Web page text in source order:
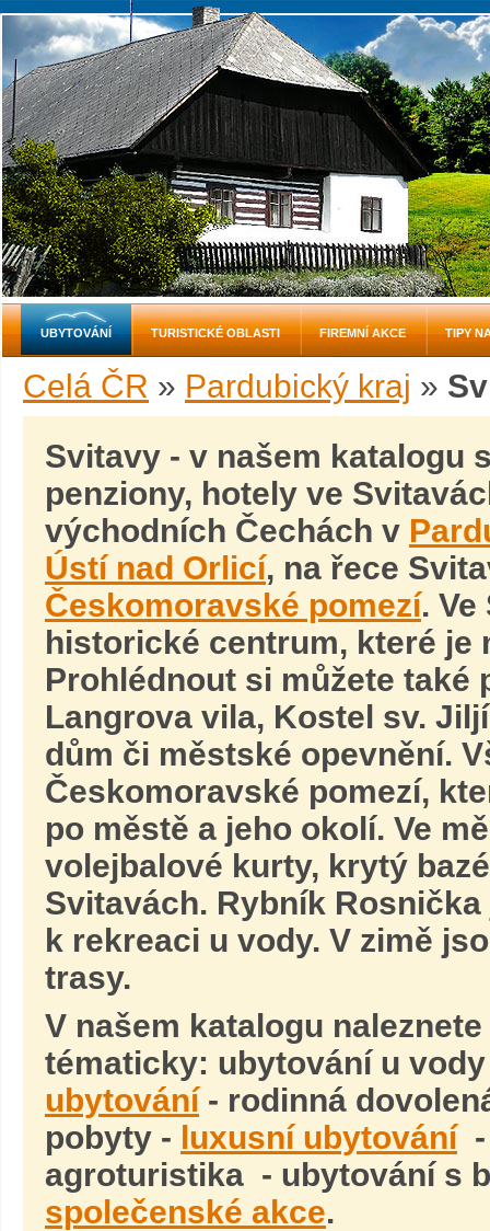
Celá ČR » Pardubický kraj »
Svitavy - v našem katalogu
penziony, hotely ve
východních Čechách v
Ústí nad Orlicí, na řece
Českomoravské pomezí.
historické centrum, které je
Prohlédnout si můžete také
Langrova vila, Kostel sv.
dům či městské opevnění.
Českomoravské pomezí,
po městě a jeho okolí. Ve
volejbalové kurty, krytý
Svitavách. Rybník
k rekreaci u vody. V zimě
trasy.
V našem katalogu
tématicky: ubytování u
ubytování- rodinná
pobyty - luxusní ubytování-
agroturistika - ubytování s
společenské akce.
UBYTOVÁNÍ TURISTICKÉ OBLASTI FIREMNÍ AKCE TIPY